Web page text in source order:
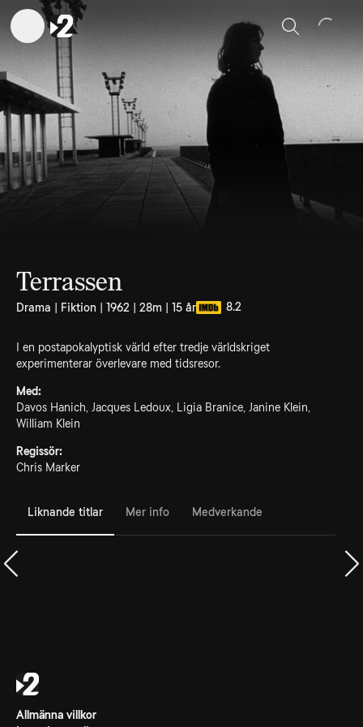
Sök
Terrassen
Drama | Fiktion | 1962 | 28m | 15 år 8.2
I en postapokalyptisk värld efter tredje världskriget
experimenterar överlevare med tidsresor.
Med:
Davos Hanich, Jacques Ledoux, Ligia Branice, Janine Klein,
William Klein
Regissör:
Chris Marker
Liknande titlar Mer info Medverkande
Allmänna villkor